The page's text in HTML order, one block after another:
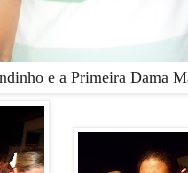
e a Primeira Dama